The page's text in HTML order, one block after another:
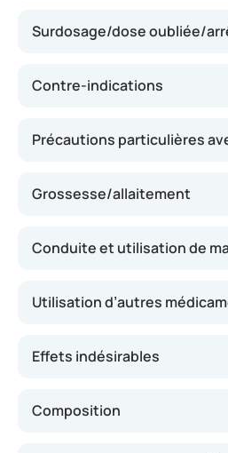
Surdosage/dose oubliée/
Contre-indications
Précautions particulières
Grossesse/allaitement
Conduite et utilisation de
Utilisation d’autres
Effets indésirables
Composition